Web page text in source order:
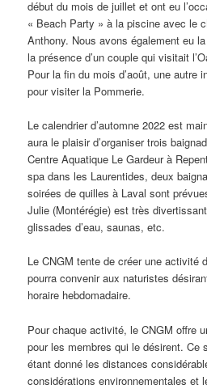
début du mois de juillet et ont eu
« Beach Party » à la piscine avec le
Anthony. Nous avons également eu
la présence d’un couple qui visitait
Pour la fin du mois d’août, une autre
pour visiter la Pommerie.
Le calendrier d’automne 2022 est
aura le plaisir d’organiser trois
Centre Aquatique Le Gardeur à
spa dans les Laurentides, deux
soirées de quilles à Laval sont
Julie (Montérégie) est très
glissades d’eau, saunas, etc.
Le CNGM tente de créer une activité
pourra convenir aux naturistes
horaire hebdomadaire.
Pour chaque activité, le CNGM offre
pour les membres qui le désirent. Ce
étant donné les distances
considérations environnementales et